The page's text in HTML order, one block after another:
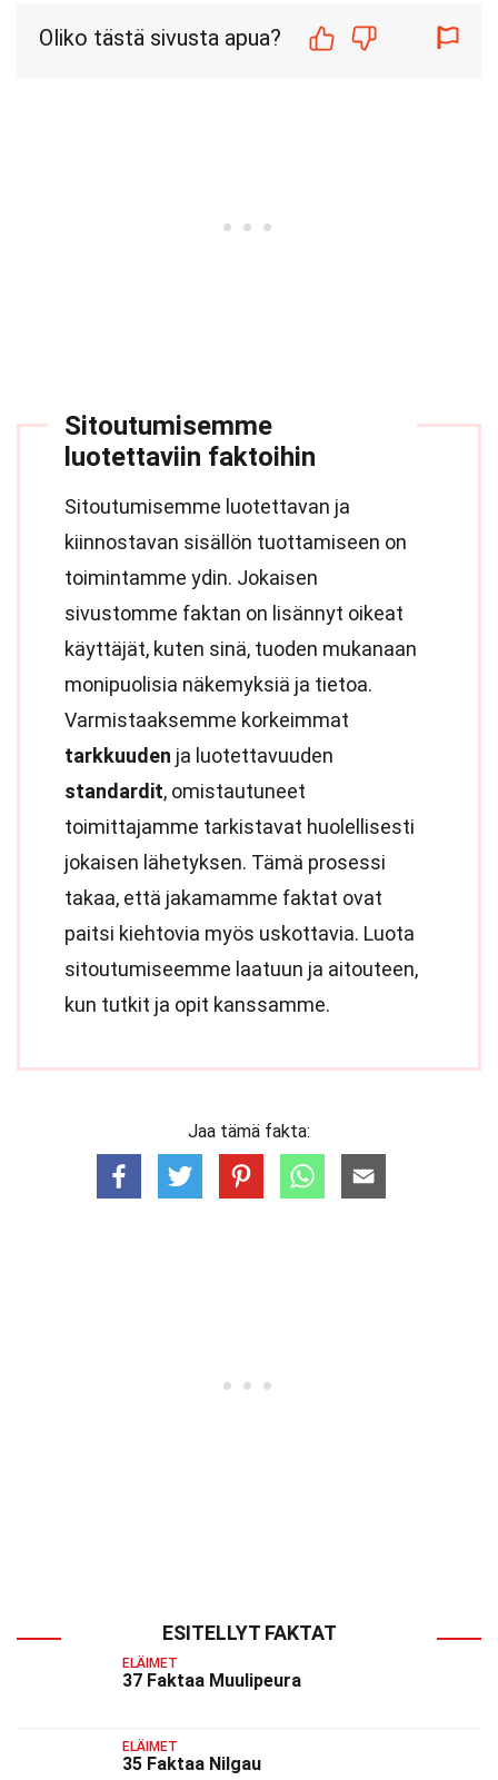
Oliko tästä sivusta apua?
Sitoutumisemme
luotettaviin faktoihin
Sitoutumisemme luotettavan ja
kiinnostavan sisällön tuottamiseen on
toimintamme ydin. Jokaisen
sivustomme faktan on lisännyt oikeat
käyttäjät, kuten sinä, tuoden mukanaan
monipuolisia näkemyksiä ja tietoa.
Varmistaaksemme korkeimmat
tarkkuuden ja luotettavuuden
standardit, omistautuneet
toimittajamme tarkistavat huolellisesti
jokaisen lähetyksen. Tämä prosessi
takaa, että jakamamme faktat ovat
paitsi kiehtovia myös uskottavia. Luota
sitoutumiseemme laatuun ja aitouteen,
kun tutkit ja opit kanssamme.
Jaa tämä fakta:
ESITELLYT FAKTAT
ELÄIMET
37 Faktaa Muulipeura
ELÄIMET
35 Faktaa Nilgau